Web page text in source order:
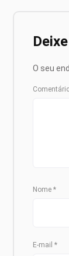
O seu
Nome *
E-mail *